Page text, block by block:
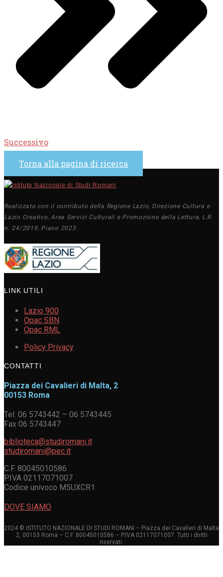
Successivo
Torna alla pagina di ricerca
Realizzato con il contributo della Regione Lazio, Direzione Cultura e
Lazio Creativo, Area Servizi Culturali e Promozione della Lettura, L.R.
n. 24/2019, Piano 2023.
LINK UTILI
Lazio 900
Opac SBN
Opac RML
Policy Privacy
CONTATTI
Piazza dei Cavalieri di Malta, 2
00153 Roma
Tel. 06 5743442 – 06 5743445
Fax 06 5743447
biblioteca@studiromani.it
studiromani@pec.it
C.F. 80045010586
P.IVA 02117071007
Codice univoco M5UXCR1
DOVE SIAMO
2024 © ISTITUTO NAZIONALE DI STUDI ROMANI – Piazza dei Cavalieri di Malta
2, 00153 Roma – C.F. 80045010586 – P.IVA 02117071007. Tutti i diritti
riservati.